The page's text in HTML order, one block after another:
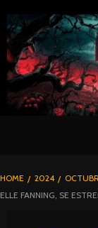
TO
CONTENT
⋆
HOME 2024
ELLE FANNING, SE